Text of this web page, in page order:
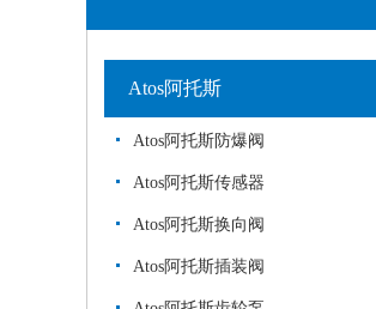
Atos阿托斯
Atos阿托斯防爆阀
Atos阿托斯传感器
Atos阿托斯换向阀
Atos阿托斯插装阀